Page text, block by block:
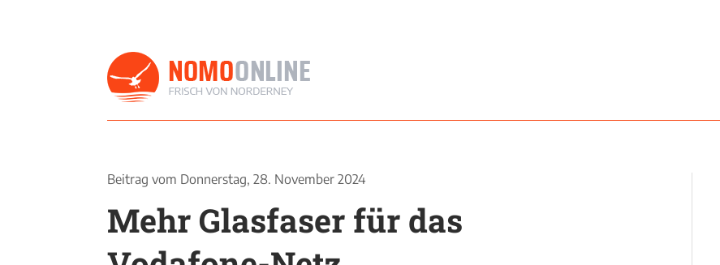
Beitrag vom Donnerstag, 28. November 2024
Mehr Glasfaser für das